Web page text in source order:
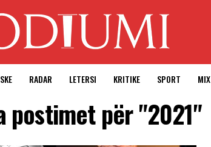
RADAR LETERSI KRITIKE SPORT MIX
postimet për "2021"